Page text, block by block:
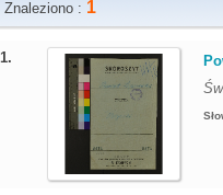
Znaleziono : 1
1.